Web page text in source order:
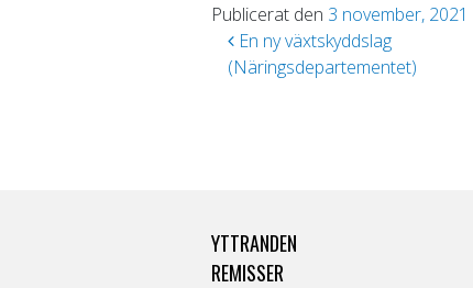
Publicerat den 3 november, 2021
Inläggsnavigering
En ny växtskyddslag
(Näringsdepartementet)
YTTRANDEN
REMISSER